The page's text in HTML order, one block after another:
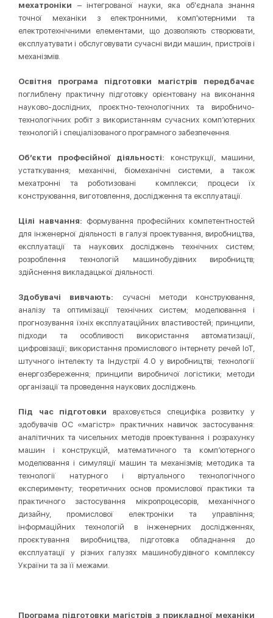
мехатроніки – інтегрованої науки, яка об'єднала знання
точної механіки з електронними, комп'ютерними та
електротехнічними елементами, що дозволяють створювати,
експлуатувати і обслуговувати сучасні види машин, пристроїв і
механізмів.
Освітня програма підготовки магістрів передбачає
поглиблену практичну підготовку орієнтовану на виконання
науково-дослідних, проєктно-технологічних та виробничо-
технологічних робіт з використанням сучасних комп’ютерних
технологій і спеціалізованого програмного забезпечення.
Об’єкти професійної діяльності: конструкції, машини,
устаткування; механічні, біомеханічні системи, а також
мехатронні та роботизовані комплекси; процеси їх
конструювання, виготовлення, дослідження та експлуатації.
Цілі навчання: формування професійних компетентностей
для інженерної діяльності в галузі проектування, виробництва,
експлуатації та наукових досліджень технічних систем;
розроблення технологій машинобудівних виробництв;
здійснення викладацької діяльності.
Здобувачі вивчають: сучасні методи конструювання,
аналізу та оптимізації технічних систем; моделювання і
прогнозування їхніх експлуатаційних властивостей; принципи,
підходи та особливості використання автоматизації,
цифровізації; використання промислового інтернету речей IoT,
штучного інтелекту та Індустрії 4.0 у виробництві; технології
енергозбереження; принципи виробничої логістики; методи
організації та проведення наукових досліджень.
Під час підготовки враховується специфіка розвитку у
здобувачів ОС «магістр» практичних навичок застосування:
аналітичних та чисельних методів проектування і розрахунку
машин і конструкцій, математичного та комп’ютерного
моделювання і симуляції машин та механізмів; методика та
технології натурного і віртуального технологічного
експерименту; теоретичних основ промислової практики та
практичного застосування мікропроцесорів, механічного
дизайну, промислової електроніки та управління;
інформаційних технологій в інженерних дослідженнях,
проєктування виробництва, підготовка обладнання до
експлуатації у різних галузях машинобудівного комплексу
України та за її межами.
Програма підготовки магістрів з прикладної механіки